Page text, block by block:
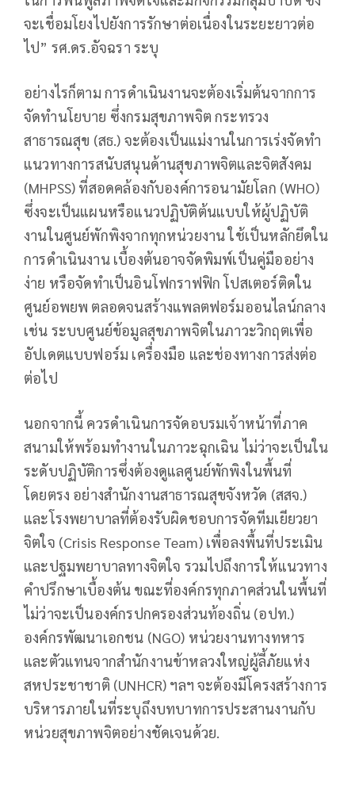
จะเชื่อมโยงไปยังการรักษาต่อเนื่องในระยะยาวต่อ
ไป” รศ.ดร.อัจฉรา ระบุ
อย่างไรก็ตาม การดำเนินงานจะต้องเริ่มต้นจากการ
จัดทำนโยบาย ซึ่งกรมสุขภาพจิต กระทรวง
สาธารณสุข (สธ.) จะต้องเป็นแม่งานในการเร่งจัดทำ
แนวทางการสนับสนุนด้านสุขภาพจิตและจิตสังคม
(MHPSS) ที่สอดคล้องกับองค์การอนามัยโลก (WHO)
ซึ่งจะเป็นแผนหรือแนวปฏิบัติต้นแบบให้ผู้ปฏิบัติ
งานในศูนย์พักพิงจากทุกหน่วยงาน ใช้เป็นหลักยึดใน
การดำเนินงาน เบื้องต้นอาจจัดพิมพ์เป็นคู่มืออย่าง
ง่าย หรือจัดทำเป็นอินโฟกราฟฟิก โปสเตอร์ติดใน
ศูนย์อพยพ ตลอดจนสร้างแพลตฟอร์มออนไลน์กลาง
เช่น ระบบศูนย์ข้อมูลสุขภาพจิตในภาวะวิกฤตเพื่อ
อัปเดตแบบฟอร์ม เครื่องมือ และช่องทางการส่งต่อ
ต่อไป
นอกจากนี้ ควรดำเนินการจัดอบรมเจ้าหน้าที่ภาค
สนามให้พร้อมทำงานในภาวะฉุกเฉิน ไม่ว่าจะเป็นใน
ระดับปฏิบัติการซึ่งต้องดูแลศูนย์พักพิงในพื้นที่
โดยตรง อย่างสำนักงานสาธารณสุขจังหวัด (สสจ.)
และโรงพยาบาลที่ต้องรับผิดชอบการจัดทีมเยียวยา
จิตใจ (Crisis Response Team) เพื่อลงพื้นที่ประเมิน
และปฐมพยาบาลทางจิตใจ รวมไปถึงการให้แนวทาง
คำปรึกษาเบื้องต้น ขณะที่องค์กรทุกภาคส่วนในพื้นที่
ไม่ว่าจะเป็นองค์กรปกครองส่วนท้องถิ่น (อปท.)
องค์กรพัฒนาเอกชน (NGO) หน่วยงานทางทหาร
และตัวแทนจากสำนักงานข้าหลวงใหญ่ผู้ลี้ภัยแห่ง
สหประชาชาติ (UNHCR) ฯลฯ จะต้องมีโครงสร้างการ
บริหารภายในที่ระบุถึงบทบาทการประสานงานกับ
หน่วยสุขภาพจิตอย่างชัดเจนด้วย.